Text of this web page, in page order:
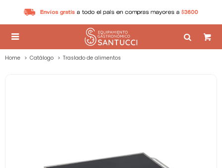

Home Catálogo Traslado de alimentos